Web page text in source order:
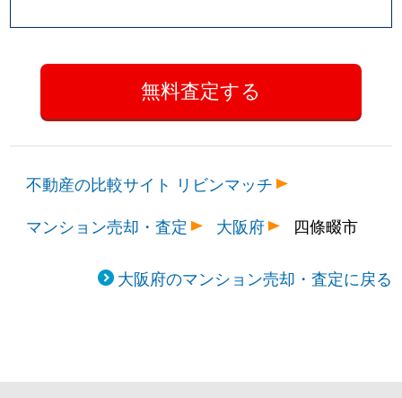
不動産の比較サイト リビンマッチ
マンション売却・査定
大阪府 四條畷市
大阪府のマンション売却・査定に戻る